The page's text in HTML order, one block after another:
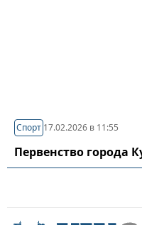
Спорт 17.02.2026 в 11:55
Первенство города